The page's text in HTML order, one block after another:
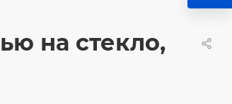
на стекло,